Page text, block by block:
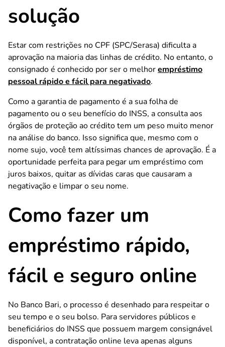
solução
Estar com restrições no CPF (SPC/Serasa) dificulta a
aprovação na maioria das linhas de crédito. No entanto, o
consignado é conhecido por ser o melhorempréstimo
pessoal rápido e fácil para negativado.
Como a garantia de pagamento é a sua folha de
pagamento ou o seu benefício do INSS, a consulta aos
órgãos de proteção ao crédito tem um peso muito menor
na análise do banco. Isso significa que, mesmo com o
nome sujo, você tem altíssimas chances de aprovação. É a
oportunidade perfeita para pegar um empréstimo com
juros baixos, quitar as dívidas caras que causaram a
negativação e limpar o seu nome.
Como fazer um
empréstimo rápido,
fácil e seguro online
No Banco Bari, o processo é desenhado para respeitar o
seu tempo e o seu bolso. Para servidores públicos e
beneficiários do INSS que possuem margem consignável
disponível, a contratação online leva apenas alguns